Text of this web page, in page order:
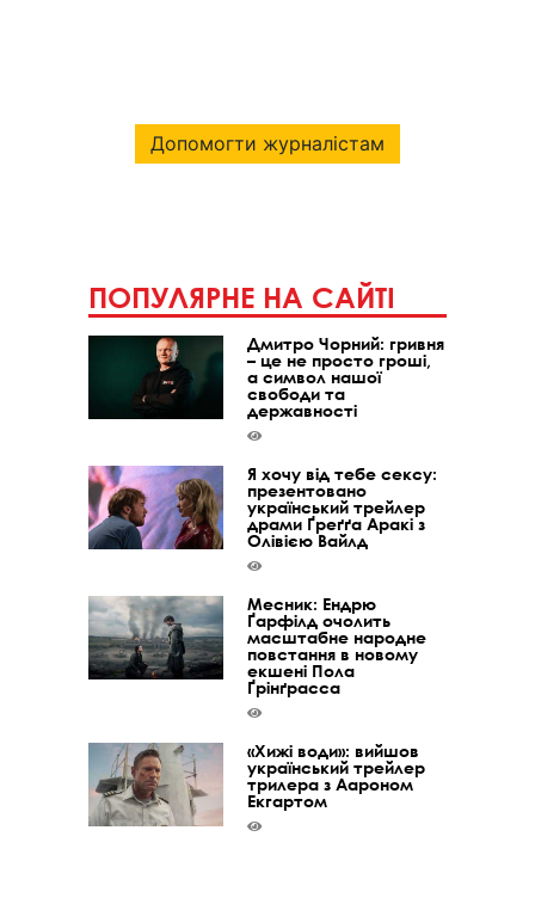
Допомогти журналістам
ПОПУЛЯРНЕ НА САЙТІ
Дмитро Чорний: гривня
– це не просто гроші,
а символ нашої
свободи та
державності
Я хочу від тебе сексу:
презентовано
український трейлер
драми Ґреґґа Аракі з
Олівією Вайлд
Месник: Ендрю
Ґарфілд очолить
масштабне народне
повстання в новому
екшені Пола
Ґрінґрасса
«Хижі води»: вийшов
український трейлер
трилера з Аароном
Екгартом